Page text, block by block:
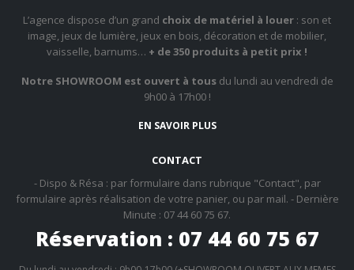
L’agence dispose d’un grand choix de matériel à louer : son et
image, jeux de lumière, jeux en bois, décoration et de mobilier,
vaisselle, barnums… + de 350 produits à petit prix !
Notre SHOWROOM est ouvert à tousdu lundi au vendredi de
9h00 à 17h00 !
EN SAVOIR PLUS
CONTACT
- Dispo & Résa : par formulaire dans rubrique "Contact", par
formulaire après réalisation de votre panier, ou par mail. - Dernière
Minute : 07 44 60 75 67.
Réservation : 07 44 60 75 67